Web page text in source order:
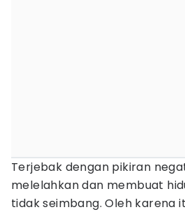
Terjebak dengan pikiran
melelahkan dan membuat
tidak seimbang. Oleh karena